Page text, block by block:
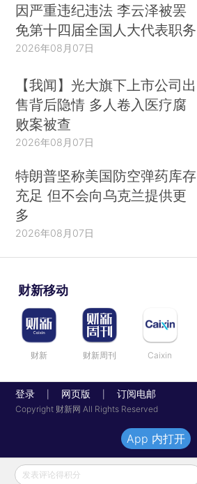
因严重违纪违法 李云泽被罢
免第十四届全国人大代表职务
2026年08月07日
【我闻】光大旗下上市公司出
售背后隐情 多人卷入医疗腐
败案被查
2026年08月07日
特朗普坚称美国防空弹药库存
充足 但不会向乌克兰提供更
多
2026年08月07日
财新移动
财新 财新周刊 Caixin
登录 网页版 订阅电邮
Copyright 财新网 All Rights Reserved
发表评论得积分
App 内打开